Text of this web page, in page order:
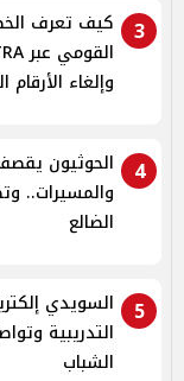
3
كيف تعرف
وإلغاء الأرقام
4
الحوثيون
والمسيرات..
الضالع
5
السويدي
التدريبية
الشباب